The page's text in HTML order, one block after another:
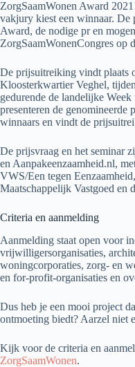
ZorgSaamWonen Award
vakjury kiest een winnaar. De
Award, de nodige pr en
ZorgSaamWonenCongres op
De prijsuitreiking vindt plaats
Kloosterkwartier Veghel,
gedurende de landelijke
presenteren de
winnaars en vindt de
De prijsvraag en het seminar
en Aanpakeenzaamheid.nl,
VWS/Een tegen
Maatschappelijk Vastgoed en
Criteria en aanmelding
Aanmelding staat open voor
vrijwilligersorganisaties,
woningcorporaties, zorg- en
en for-profit-organisaties en
Dus heb je een mooi project
ontmoeting biedt? Aarzel niet
Kijk voor de criteria en
ZorgSaamWonen.